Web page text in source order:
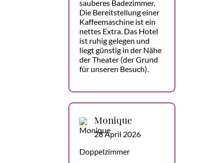
sauberes Badezimmer.
Die Bereitstellung einer
Kaffeemaschine ist ein
nettes Extra. Das Hotel
ist ruhig gelegen und
liegt günstig in der Nähe
der Theater (der Grund
für unseren Besuch).
Monique
28 April 2026
Doppelzimmer